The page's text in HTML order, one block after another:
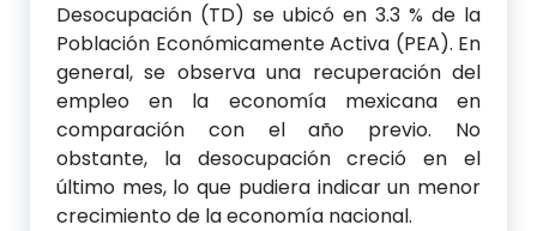
Desocupación (TD) se ubicó en 3.3 % de la
Población Económicamente Activa (PEA). En
general, se observa una recuperación del
empleo en la economía mexicana en
comparación con el año previo. No
obstante, la desocupación creció en el
último mes, lo que pudiera indicar un menor
crecimiento de la economía nacional.